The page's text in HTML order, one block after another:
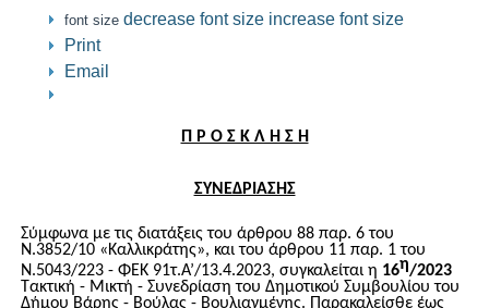
font size decrease font size increase font size
Print
Email
Π Ρ Ο Σ Κ Λ Η Σ Η
ΣΥΝΕΔΡΙΑΣΗΣ
Σύμφωνα με τις διατάξεις του άρθρου 88 παρ. 6 του
Ν.3852/10 «Καλλικράτης», και του άρθρου 11 παρ. 1 του
Ν.5043/223 - ΦΕΚ 91τ.Α’/13.4.2023,συγκαλείται η 16η/2023
Τακτική - Μικτή - Συνεδρίαση του Δημοτικού Συμβουλίου του
Δήμου Βάρης - Βούλας - Βουλιαγμένης. Παρακαλείσθε έως